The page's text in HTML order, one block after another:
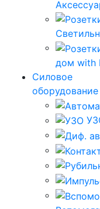
дом with
Силовое
оборудование